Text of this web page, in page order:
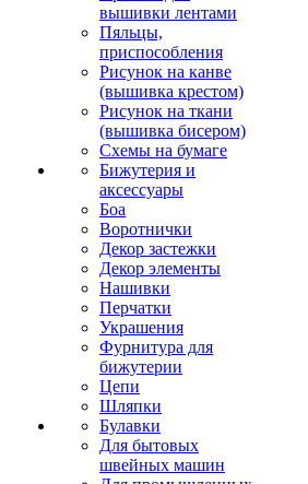
вышивки лентами
Пяльцы,
приспособления
Рисунок на канве
(вышивка крестом)
Рисунок на ткани
(вышивка бисером)
Схемы на бумаге
Бижутерия и
аксессуары
Боа
Воротнички
Декор застежки
Декор элементы
Нашивки
Перчатки
Украшения
Фурнитура для
бижутерии
Цепи
Шляпки
Булавки
Для бытовых
швейных машин